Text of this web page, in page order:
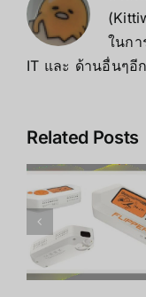
ในกา
IT และ ด้านอื่นๆอี
Related Posts
เครื่อง
พาตัว
เทียบ